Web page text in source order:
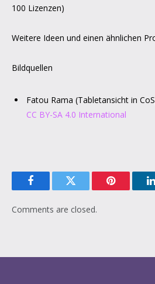
100 Lizenzen)
Weitere Ideen und einen ähnlichen
Bildquellen
Fatou Rama (Tabletansicht in
CC BY-SA 4.0 International
FacebookTwitter Pinterest
Comments are closed.